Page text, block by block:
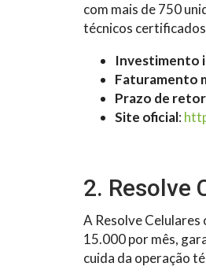
com mais de 750
técnicos certificados
Investimento
Faturamento
Prazo de
Site oficial:
2. Resolve
A Resolve
15.000 por mês,
cuida da operação